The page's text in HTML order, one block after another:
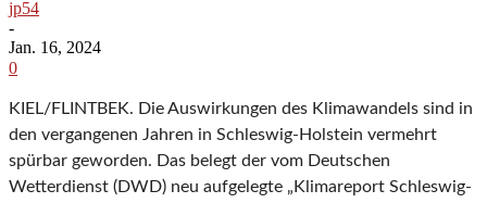
jp54
-
Jan. 16, 2024
0
KIEL/FLINTBEK. Die Auswirkungen des Klimawandels sind in
den vergangenen Jahren in Schleswig-Holstein vermehrt
spürbar geworden. Das belegt der vom Deutschen
Wetterdienst (DWD) neu aufgelegte „Klimareport Schleswig-